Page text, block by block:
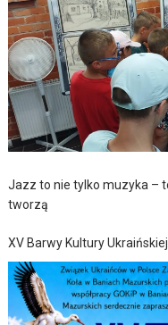
Jazz to nie tylko muzyka –
tworzą
XV Barwy Kultury